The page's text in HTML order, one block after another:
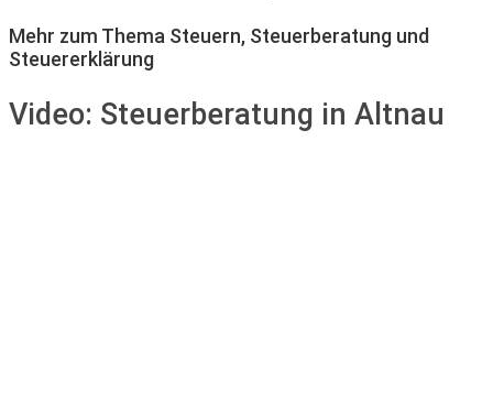
Mehr zum Thema Steuern, Steuerberatung und
Steuererklärung
Video: Steuerberatung in Altnau